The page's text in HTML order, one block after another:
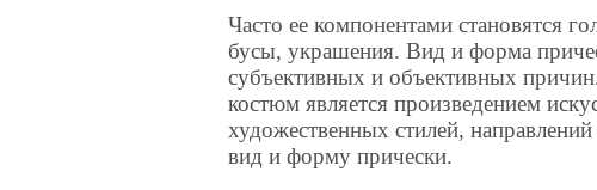
Часто ее компонентами становятся
бусы, украшения. Вид и форма
субъективных и объективных
костюм является произведением
художественных стилей, направлений
вид и форму прически.